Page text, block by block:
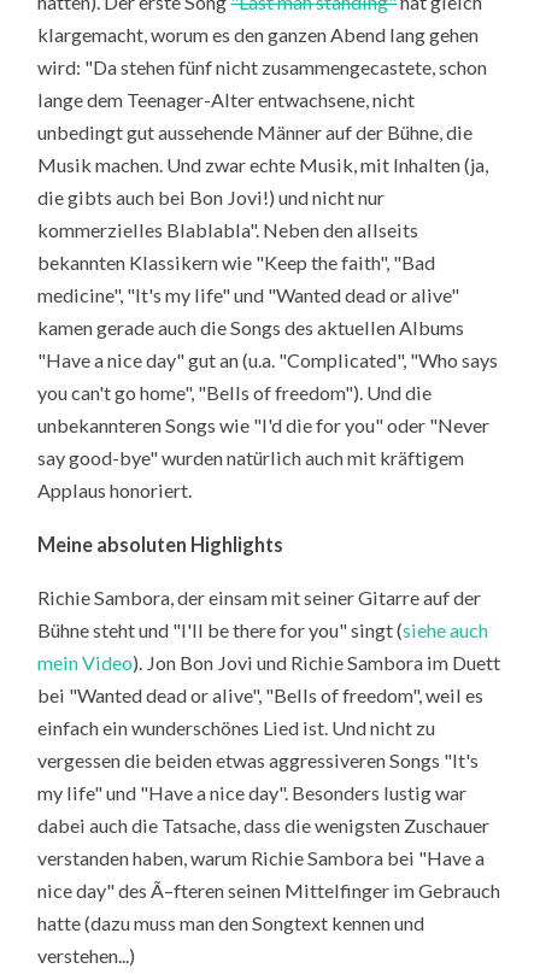
klargemacht, worum es den ganzen Abend lang gehen
wird: "Da stehen fünf nicht zusammengecastete, schon
lange dem Teenager-Alter entwachsene, nicht
unbedingt gut aussehende Männer auf der Bühne, die
Musik machen. Und zwar echte Musik, mit Inhalten (ja,
die gibts auch bei Bon Jovi!) und nicht nur
kommerzielles Blablabla". Neben den allseits
bekannten Klassikern wie "Keep the faith", "Bad
medicine", "It's my life" und "Wanted dead or alive"
kamen gerade auch die Songs des aktuellen Albums
"Have a nice day" gut an (u.a. "Complicated", "Who says
you can't go home", "Bells of freedom"). Und die
unbekannteren Songs wie "I'd die for you" oder "Never
say good-bye" wurden natürlich auch mit kräftigem
Applaus honoriert.
Meine absoluten Highlights
Richie Sambora, der einsam mit seiner Gitarre auf der
Bühne steht und "I'll be there for you" singt (siehe auch
mein Video). Jon Bon Jovi und Richie Sambora im Duett
bei "Wanted dead or alive", "Bells of freedom", weil es
einfach ein wunderschönes Lied ist. Und nicht zu
vergessen die beiden etwas aggressiveren Songs "It's
my life" und "Have a nice day". Besonders lustig war
dabei auch die Tatsache, dass die wenigsten Zuschauer
verstanden haben, warum Richie Sambora bei "Have a
nice day" des Ã–fteren seinen Mittelfinger im Gebrauch
hatte (dazu muss man den Songtext kennen und
verstehen...)